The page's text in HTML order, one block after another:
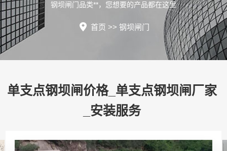
钢坝闸门品类**，您想要的产品都在这里
首页 >> 钢坝闸门
单支点钢坝闸价格_单支点钢坝闸厂家
_安装服务